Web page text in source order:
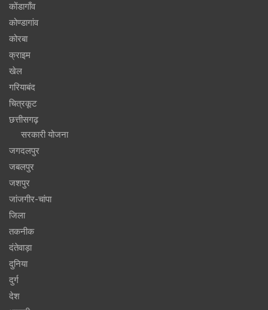
कोंडागाँव
कोण्डागांव
कोरबा
क्राइम
खेल
गरियाबंद
चित्रकूट
छत्तीसगढ़
सरकारी योजना
जगदलपुर
जबलपुर
जशपुर
जांजगीर-चांपा
जिला
तकनीक
दंतेवाड़ा
दुनिया
दुर्ग
देश